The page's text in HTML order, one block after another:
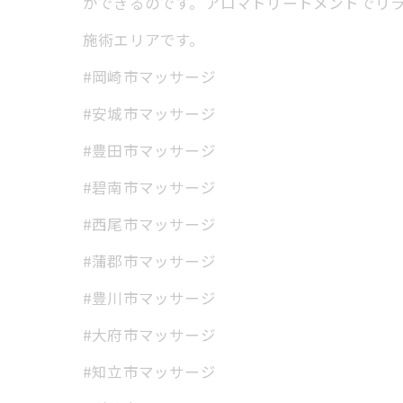
施術エリアです。
#岡崎市マッサージ
#安城市マッサージ
#豊田市マッサージ
#碧南市マッサージ
#西尾市マッサージ
#蒲郡市マッサージ
#豊川市マッサージ
#大府市マッサージ
#知立市マッサージ